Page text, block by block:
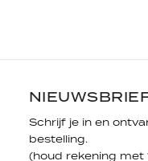
Schrijf je in en
bestelling.
(houd rekening met